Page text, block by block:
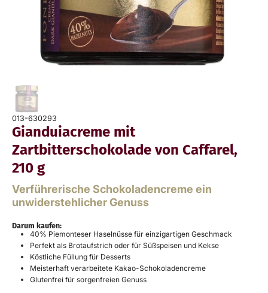
013-630293
Gianduiacreme mit
Zartbitterschokolade von Caffarel,
210 g
Verführerische Schokoladencreme ein
unwiderstehlicher Genuss
Darum kaufen:
40% Piemonteser Haselnüsse für einzigartigen Geschmack
Perfekt als Brotaufstrich oder für Süßspeisen und Kekse
Köstliche Füllung für Desserts
Meisterhaft verarbeitete Kakao-Schokoladencreme
Glutenfrei für sorgenfreien Genuss